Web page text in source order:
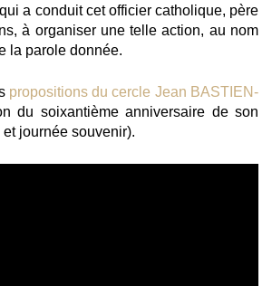
a conduit cet officier catholique, père
à organiser une telle action, au nom
la parole donnée.
propositions du cercle Jean BASTIEN-
du soixantième anniversaire de son
journée souvenir).